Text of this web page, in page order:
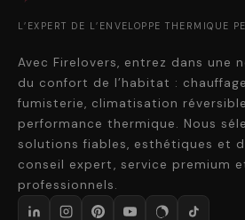
L’EXPERT DE L’ENVELOPPE THERMIQUE
Avec Firelovers, entrez dans une
du confort de l’habitat :
fumisterie, climatisation
performance thermique. Nous
solutions fiables, esthétiques et
conseil expert, service premium
professionnels.